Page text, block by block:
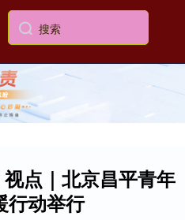
点｜北京昌平青年
动举行